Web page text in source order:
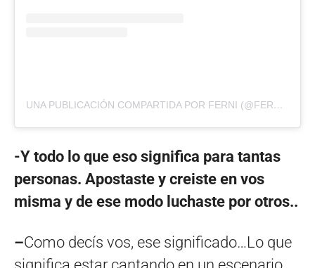
UNA PUBLICACIÓN COMPARTIDA POR FERNI (@FERNIGYLDEN)
-Y todo lo que eso significa para tantas
personas. Apostaste y creiste en vos
misma y de ese modo luchaste por otros..
–Como decís vos, ese significado…Lo que